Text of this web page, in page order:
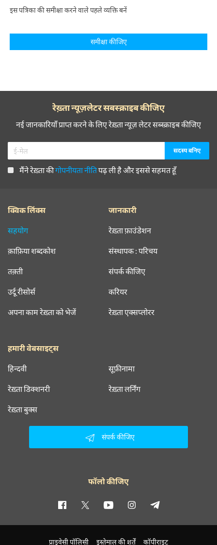
इस पत्रिका की समीक्षा करने वाले पहले व्यक्ति बनें
समीक्षा कीजिए
रेख़्ता न्यूज़लेटर सबस्क्राइब कीजिए
नई जानकारियाँ प्राप्त करने के लिए रेख़्ता न्यूज़ लेटर सब्स्क्राइब कीजिए
मैंने रेख़्ता कीगोपनीयता नीतिपढ़ ली है और इससे सहमत हूँ
क्विक लिंक्स
सहयोग
क़ाफ़िया शब्दकोश
तक़्ती
उर्दू रीसोर्स
अपना काम रेख़्ता को भेजें
जानकारी
रेख़्ता फ़ाउंडेशन
संस्थापक : परिचय
संपर्क कीजिए
करियर
रेख़्ता एक्सप्लोरर
हमारी वेबसाइट्स
हिन्दवी सूफ़ीनामा
रेख़्ता डिक्शनरी रेख़्ता लर्निंग
रेख़्ता बुक्स
संपर्क कीजिए
फॉलो कीजिए
प्राइवेसी पॉलिसी इस्तेमाल की शर्तें कॉपीराइट